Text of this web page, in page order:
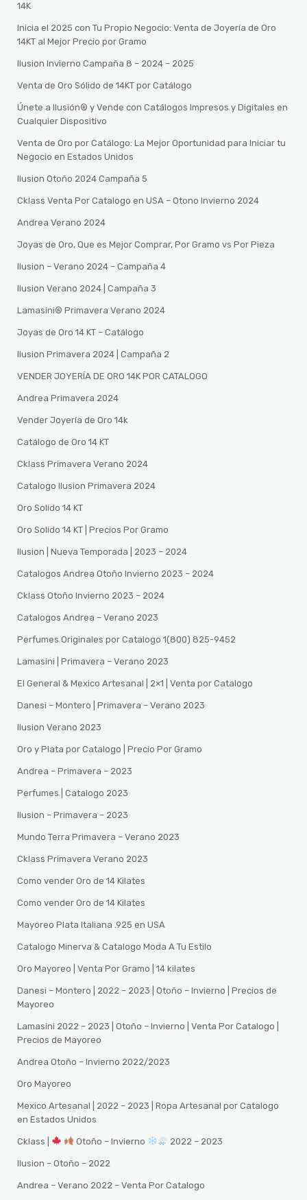
14K
Inicia el 2025 con Tu Propio Negocio: Venta de Joyería de Oro
14KT al Mejor Precio por Gramo
Ilusion Invierno Campaña 8 – 2024 – 2025
Venta de Oro Sólido de 14KT por Catálogo
Únete a Ilusión® y Vende con Catálogos Impresos y Digitales en
Cualquier Dispositivo
Venta de Oro por Catálogo: La Mejor Oportunidad para Iniciar tu
Negocio en Estados Unidos
Ilusion Otoño 2024 Campaña 5
Cklass Venta Por Catalogo en USA – Otono Invierno 2024
Andrea Verano 2024
Joyas de Oro, Que es Mejor Comprar, Por Gramo vs Por Pieza
Ilusion – Verano 2024 – Campaña 4
Ilusion Verano 2024 | Campaña 3
Lamasini®️ Primavera Verano 2024
Joyas de Oro 14 KT – Catálogo
Ilusion Primavera 2024 | Campaña 2
VENDER JOYERÍA DE ORO 14K POR CATALOGO
Andrea Primavera 2024
Vender Joyería de Oro 14k
Catálogo de Oro 14 KT
Cklass Primavera Verano 2024
Catalogo Ilusion Primavera 2024
Oro Solido 14 KT
Oro Solido 14 KT | Precios Por Gramo
Ilusion | Nueva Temporada | 2023 – 2024
Catalogos Andrea Otoño Invierno 2023 – 2024
Cklass Otoño Invierno 2023 – 2024
Catalogos Andrea – Verano 2023
Perfumes Originales por Catalogo 1(800) 825-9452
Lamasini | Primavera – Verano 2023
El General & Mexico Artesanal | 2×1 | Venta por Catalogo
Danesi – Montero | Primavera – Verano 2023
Ilusion Verano 2023
Oro y Plata por Catalogo | Precio Por Gramo
Andrea – Primavera – 2023
Perfumes | Catalogo 2023
Ilusion – Primavera – 2023
Mundo Terra Primavera – Verano 2023
Cklass Primavera Verano 2023
Como vender Oro de 14 Kilates
Como vender Oro de 14 Kilates
Mayoreo Plata Italiana .925 en USA
Catalogo Minerva & Catalogo Moda A Tu Estilo
Oro Mayoreo | Venta Por Gramo | 14 kilates
Danesi – Montero | 2022 – 2023 | Otoño – Invierno | Precios de
Mayoreo
Lamasini 2022 – 2023 | Otoño – Invierno | Venta Por Catalogo |
Precios de Mayoreo
Andrea Otoño – Invierno 2022/2023
Oro Mayoreo
Mexico Artesanal | 2022 – 2023 | Ropa Artesanal por Catalogo
en Estados Unidos
Cklass | Otoño – Invierno 2022 – 2023
Ilusion – Otoño – 2022
Andrea – Verano 2022 – Venta Por Catalogo